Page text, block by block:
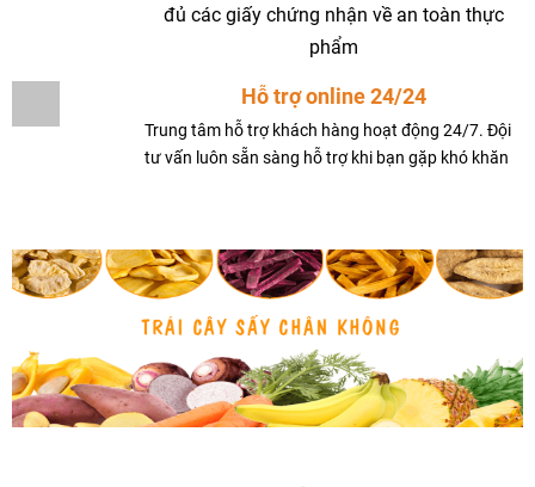
đủ các giấy chứng nhận về an toàn thực
phẩm
Hỗ trợ online 24/24
Trung tâm hỗ trợ khách hàng hoạt động 24/7. Đội
tư vấn luôn sẵn sàng hỗ trợ khi bạn gặp khó khăn